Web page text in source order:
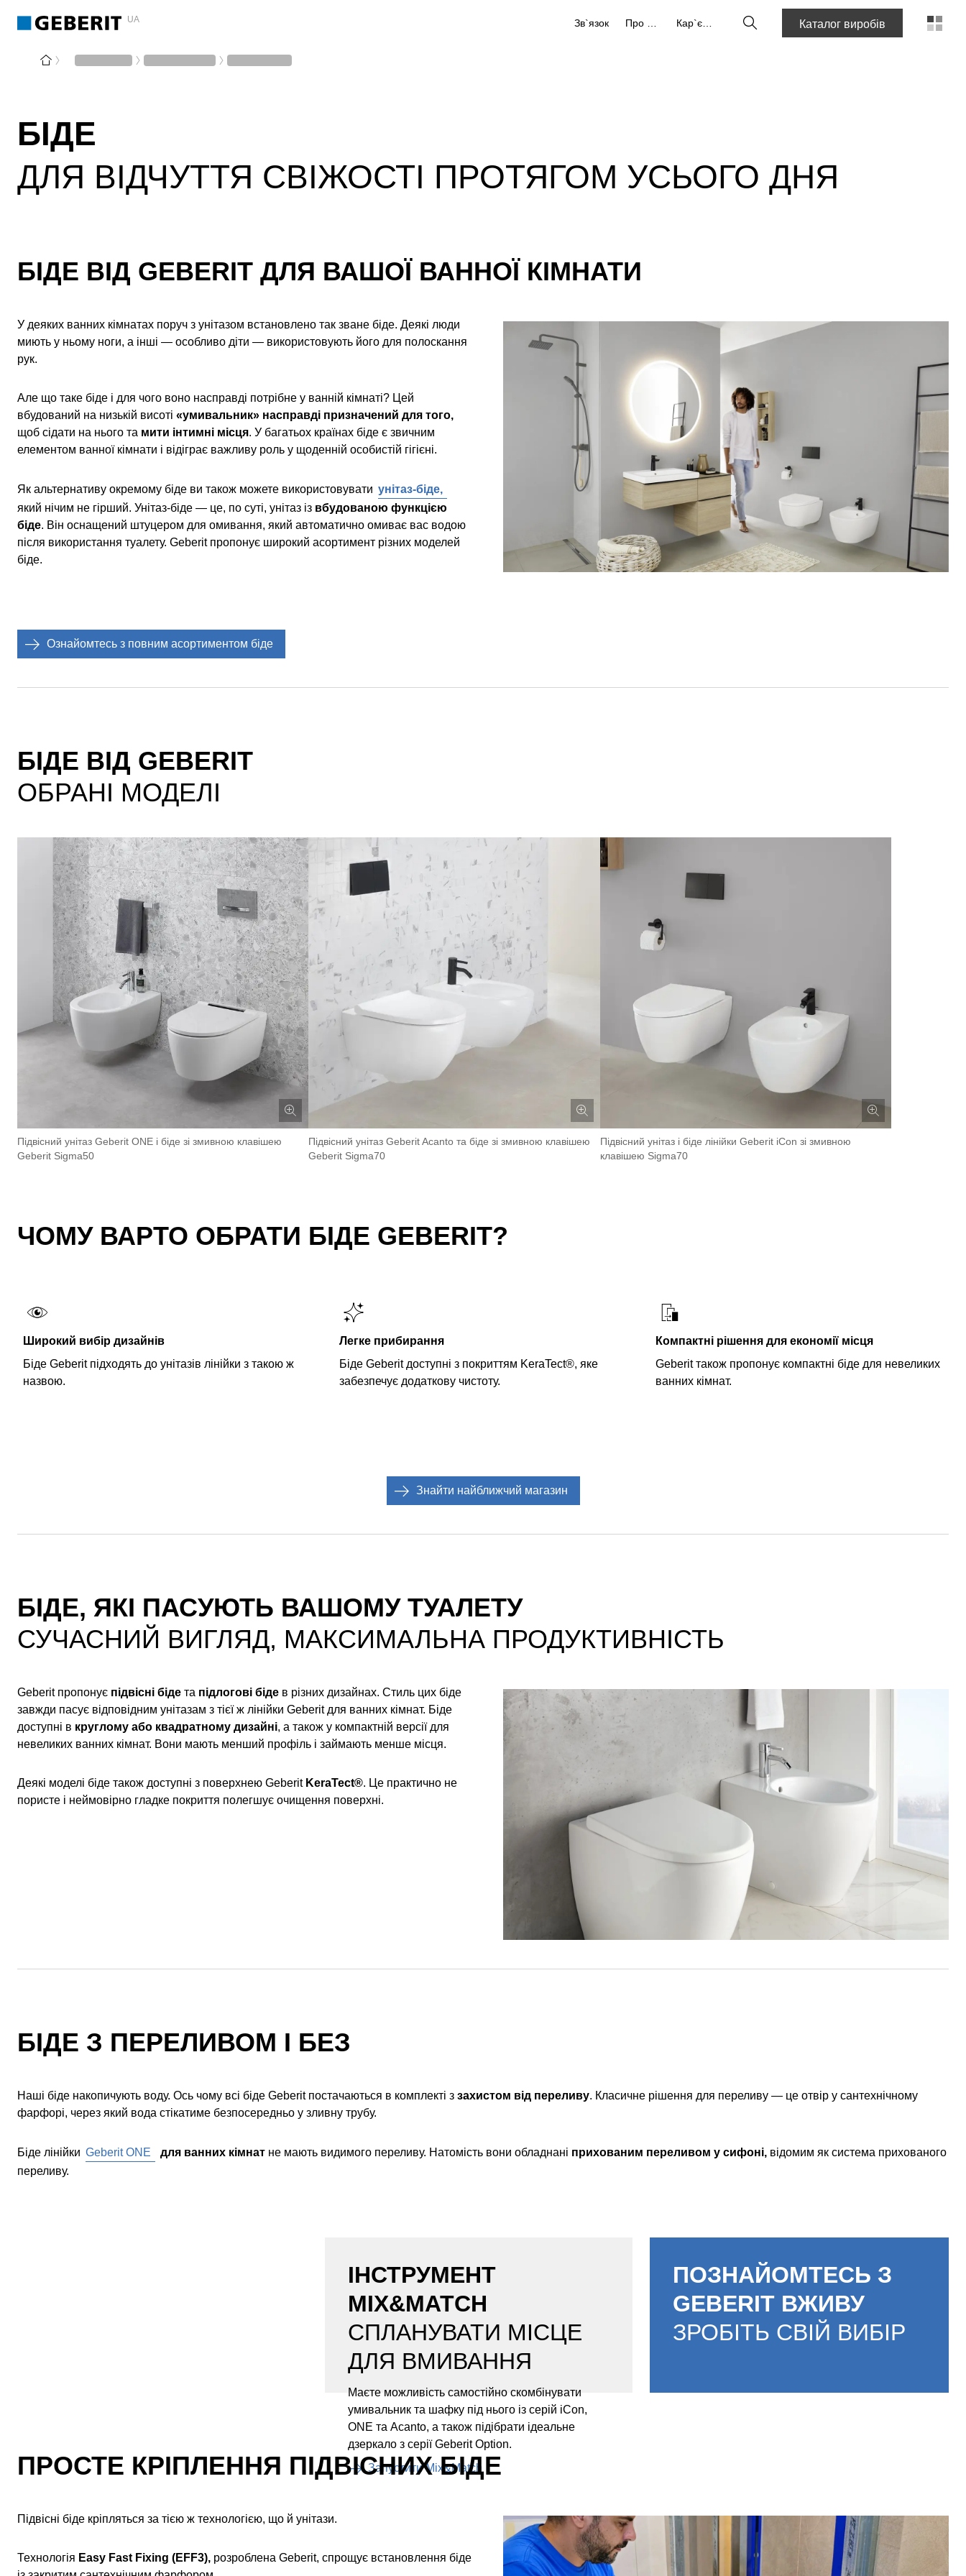
UA Зв`язок Каталог виробів
БІДЕ
ДЛЯ ВІДЧУТТЯ СВІЖОСТІ ПРОТЯГОМ УСЬОГО ДНЯ
БІДЕ ВІД GEBERIT ДЛЯ ВАШОЇ ВАННОЇ КІМНАТИ
У деяких ванних кімнатах поруч з унітазом встановлено так зване біде. Деякі люди
миють у ньому ноги, а інші — особливо діти — використовують його для полоскання
рук.
Але що таке біде і для чого воно насправді потрібне у ванній кімнаті? Цей
вбудований на низькій висоті «умивальник» насправді призначений для того,
щоб сідати на нього та мити інтимні місця. У багатьох країнах біде є звичним
елементом ванної кімнати і відіграє важливу роль у щоденній особистій гігієні.
Як альтернативу окремому біде ви також можете використовувати унітаз-біде,
який нічим не гірший. Унітаз-біде — це, по суті, унітаз із вбудованою функцією
біде. Він оснащений штуцером для омивання, який автоматично омиває вас водою
після використання туалету. Geberit пропонує широкий асортимент різних моделей
біде.
Ознайомтесь з повним асортиментом біде
БІДЕ ВІД GEBERIT
ОБРАНІ МОДЕЛІ
Підвісний унітаз Geberit ONE і біде зі змивною клавішею
Geberit Sigma50
Підвісний унітаз Geberit Acanto та біде зі змивною клавішею
Geberit Sigma70
Підвісний унітаз і біде лінійки Geberit iCon зі змивною
клавішею Sigma70
ЧОМУ ВАРТО ОБРАТИ БІДЕ GEBERIT?
Широкий вибір дизайнів
Біде Geberit підходять до унітазів лінійки з такою ж
назвою.
Легке прибирання
Біде Geberit доступні з покриттям KeraTect®, яке
забезпечує додаткову чистоту.
Компактні рішення для економії місця
Geberit також пропонує компактні біде для невеликих
ванних кімнат.
Знайти найближчий магазин
БІДЕ, ЯКІ ПАСУЮТЬ ВАШОМУ ТУАЛЕТУ
СУЧАСНИЙ ВИГЛЯД, МАКСИМАЛЬНА ПРОДУКТИВНІСТЬ
Geberit пропонує підвісні біде та підлогові біде в різних дизайнах. Стиль цих біде
завжди пасує відповідним унітазам з тієї ж лінійки Geberit для ванних кімнат. Біде
доступні в круглому або квадратному дизайні, а також у компактній версії для
невеликих ванних кімнат. Вони мають менший профіль і займають менше місця.
Деякі моделі біде також доступні з поверхнею Geberit KeraTect®. Це практично не
пористе і неймовірно гладке покриття полегшує очищення поверхні.
БІДЕ З ПЕРЕЛИВОМ І БЕЗ
Наші біде накопичують воду. Ось чому всі біде Geberit постачаються в комплекті з захистом від переливу. Класичне рішення для переливу — це отвір у сантехнічному
фарфорі, через який вода стікатиме безпосередньо у зливну трубу.
Біде лінійки Geberit ONE для ванних кімнат не мають видимого переливу. Натомість вони обладнані прихованим переливом у сифоні, відомим як система прихованого
переливу.
ІНСТРУМЕНТ
MIX&MATCH
СПЛАНУВАТИ МІСЦЕ
ДЛЯ ВМИВАННЯ
Маєте можливість самостійно скомбінувати
умивальник та шафку під нього із серій iCon,
ONE та Acanto, а також підібрати ідеальне
дзеркало з серії Geberit Option.
Запустити Mix&Match
ПОЗНАЙОМТЕСЬ З
GEBERIT ВЖИВУ
ЗРОБІТЬ СВІЙ ВИБІР
ПРОСТЕ КРІПЛЕННЯ ПІДВІСНИХ БІДЕ
Підвісні біде кріпляться за тією ж технологією, що й унітази.
Технологія Easy Fast Fixing (EFF3), розроблена Geberit, спрощує встановлення біде